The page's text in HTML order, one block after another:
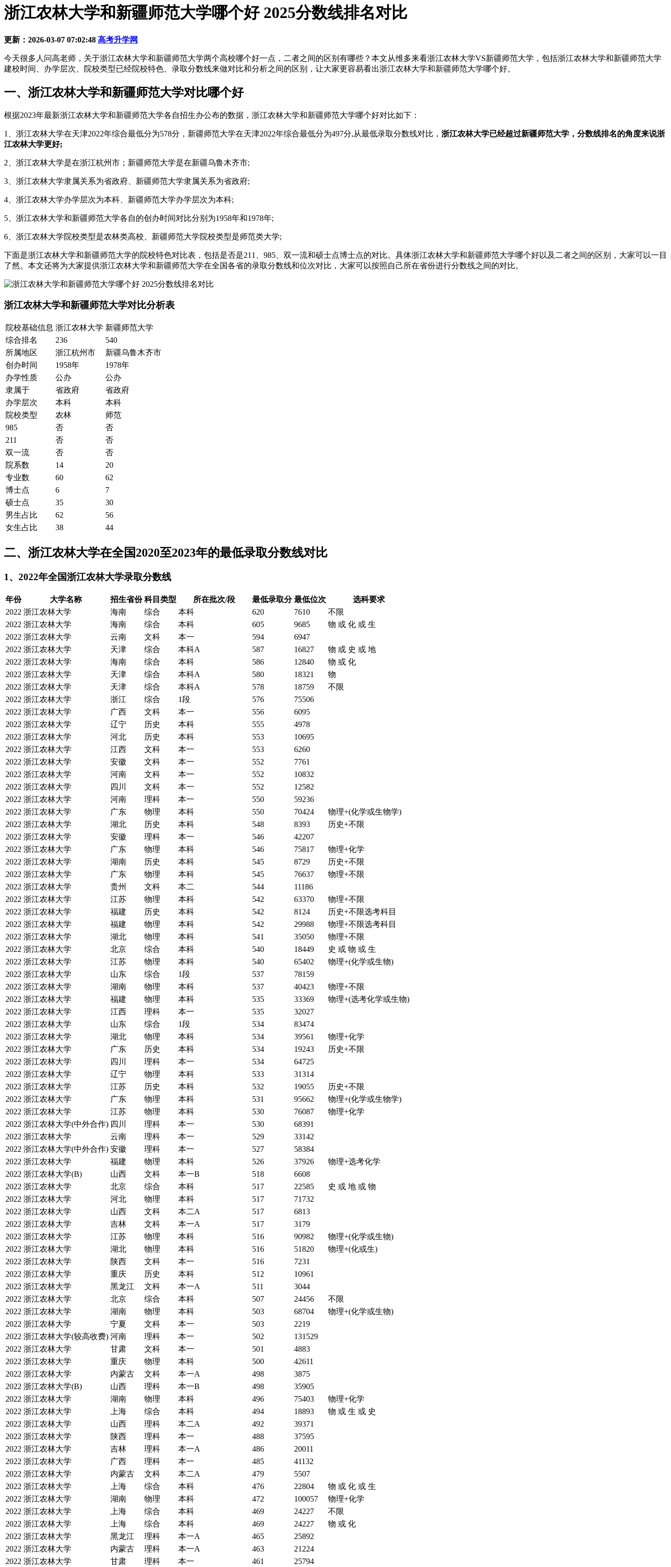
浙江农林大学和新疆师范大学哪个好 2025分数线排名对比
更新：2026-03-07 07:02:48 高考升学网
今天很多人问高老师，关于浙江农林大学和新疆师范大学两个高校哪个好一点，二者之间的区别有哪些？本文从维多来看浙江农林大学VS新疆师范大学，包括浙江农林大学和新疆师范大学
建校时间、办学层次、院校类型已经院校特色、录取分数线来做对比和分析之间的区别，让大家更容易看出浙江农林大学和新疆师范大学哪个好。
一、浙江农林大学和新疆师范大学对比哪个好
根据2023年最新浙江农林大学和新疆师范大学各自招生办公布的数据，浙江农林大学和新疆师范大学哪个好对比如下：
1、浙江农林大学在天津2022年综合最低分为578分，新疆师范大学在天津2022年综合最低分为497分,从最低录取分数线对比， 浙江农林大学已经超过新疆师范大学，分数线排名的角度来说浙
江农林大学更好;
2、浙江农林大学是在浙江杭州市；新疆师范大学是在新疆乌鲁木齐市;
3、浙江农林大学隶属关系为省政府、新疆师范大学隶属关系为省政府;
4、浙江农林大学办学层次为本科、新疆师范大学办学层次为本科;
5、浙江农林大学和新疆师范大学各自的创办时间对比分别为1958年和1978年;
6、浙江农林大学院校类型是农林类高校、新疆师范大学院校类型是师范类大学;
下面是浙江农林大学和新疆师范大学的院校特色对比表，包括是否是211、985、双一流和硕士点博士点的对比。具体浙江农林大学和新疆师范大学哪个好以及二者之间的区别，大家可以一目
了然。本文还将为大家提供浙江农林大学和新疆师范大学在全国各省的录取分数线和位次对比，大家可以按照自己所在省份进行分数线之间的对比。
浙江农林大学和新疆师范大学对比分析表
院校基础信息 浙江农林大学 新疆师范大学
综合排名
236
540
所属地区
浙江杭州市
新疆乌鲁木齐市
创办时间
1958年
1978年
办学性质
公办
公办
隶属于
省政府
省政府
办学层次
本科
本科
院校类型
农林
师范
985
否
否
211
否
否
双一流
否
否
院系数
14
20
专业数
60
62
博士点
6
7
硕士点
35
30
男生占比
62
56
女生占比
38 44
二、浙江农林大学在全国2020至2023年的最低录取分数线对比
1、2022年全国浙江农林大学录取分数线
年份 大学名称 招生省份 科目类型 所在批次/段 最低录取分 最低位次
选科要求
2022 浙江农林大学 海南 综合 本科 620 7610
不限
2022 浙江农林大学 海南 综合 本科 605 9685
物 或 化 或 生
2022 浙江农林大学 云南 文科 本一 594
6947
2022 浙江农林大学 天津 综合 本科A 587 16827
物 或 史 或 地
2022 浙江农林大学 海南 综合 本科 586 12840
物 或 化
2022 浙江农林大学 天津 综合 本科A 580 18321
物
2022 浙江农林大学 天津 综合 本科A 578 18759
不限
2022 浙江农林大学 浙江 综合 1段 576
75506
2022 浙江农林大学 广西 文科 本一 556
6095
2022 浙江农林大学 辽宁 历史 本科 555
4978
2022 浙江农林大学 河北 历史 本科 553
10695
2022 浙江农林大学 江西 文科 本一 553
6260
2022 浙江农林大学 安徽 文科 本一 552
7761
2022 浙江农林大学 河南 文科 本一 552
10832
2022 浙江农林大学 四川 文科 本一 552
12582
2022 浙江农林大学 河南 理科 本一 550
59236
2022 浙江农林大学 广东 物理 本科 550 70424
物理+(化学或生物学)
2022 浙江农林大学 湖北 历史 本科 548 8393
历史+不限
2022 浙江农林大学 安徽 理科 本一 546
42207
2022 浙江农林大学 广东 物理 本科 546 75817
物理+化学
2022 浙江农林大学 湖南 历史 本科 545 8729
历史+不限
2022 浙江农林大学 广东 物理 本科 545 76637
物理+不限
2022 浙江农林大学 贵州 文科 本二 544
11186
2022 浙江农林大学 江苏 物理 本科 542 63370
物理+不限
2022 浙江农林大学 福建 历史 本科 542 8124
历史+不限选考科目
2022 浙江农林大学 福建 物理 本科 542 29988
物理+不限选考科目
2022 浙江农林大学 湖北 物理 本科 541 35050
物理+不限
2022 浙江农林大学 北京 综合 本科 540 18449
史 或 物 或 生
2022 浙江农林大学 江苏 物理 本科 540 65402
物理+(化学或生物)
2022 浙江农林大学 山东 综合 1段 537
78159
2022 浙江农林大学 湖南 物理 本科 537 40423
物理+不限
2022 浙江农林大学 福建 物理 本科 535 33369
物理+(选考化学或生物)
2022 浙江农林大学 江西 理科 本一 535
32027
2022 浙江农林大学 山东 综合 1段 534
83474
2022 浙江农林大学 湖北 物理 本科 534 39561
物理+化学
2022 浙江农林大学 广东 历史 本科 534 19243
历史+不限
2022 浙江农林大学 四川 理科 本一 534
64725
2022 浙江农林大学 辽宁 物理 本科 533
31314
2022 浙江农林大学 江苏 历史 本科 532 19055
历史+不限
2022 浙江农林大学 广东 物理 本科 531 95662
物理+(化学或生物学)
2022 浙江农林大学 江苏 物理 本科 530 76087
物理+化学
2022 浙江农林大学(中外合作) 四川 理科 本一 530
68391
2022 浙江农林大学 云南 理科 本一 529
33142
2022 浙江农林大学(中外合作) 安徽 理科 本一 527
58384
2022 浙江农林大学 福建 物理 本科 526 37926
物理+选考化学
2022 浙江农林大学(B) 山西 文科 本一B 518
6608
2022 浙江农林大学 北京 综合 本科 517 22585
史 或 地 或 物
2022 浙江农林大学 河北 物理 本科 517
71732
2022 浙江农林大学 山西 文科 本二A 517
6813
2022 浙江农林大学 吉林 文科 本一A 517
3179
2022 浙江农林大学 江苏 物理 本科 516 90982
物理+(化学或生物)
2022 浙江农林大学 湖北 物理 本科 516 51820
物理+(化或生)
2022 浙江农林大学 陕西 文科 本一 516
7231
2022 浙江农林大学 重庆 历史 本科 512
10961
2022 浙江农林大学 黑龙江 文科 本一A 511
3044
2022 浙江农林大学 北京 综合 本科 507 24456
不限
2022 浙江农林大学 湖南 物理 本科 503 68704
物理+(化学或生物)
2022 浙江农林大学 宁夏 文科 本一 503
2219
2022 浙江农林大学(较高收费) 河南 理科 本一 502
131529
2022 浙江农林大学 甘肃 文科 本一 501
4883
2022 浙江农林大学 重庆 物理 本科 500
42611
2022 浙江农林大学 内蒙古 文科 本一A 498
3875
2022 浙江农林大学(B) 山西 理科 本一B 498
35905
2022 浙江农林大学 湖南 物理 本科 496 75403
物理+化学
2022 浙江农林大学 上海 综合 本科 494 18893
物 或 生 或 史
2022 浙江农林大学 山西 理科 本二A 492
39371
2022 浙江农林大学 陕西 理科 本一 488
37595
2022 浙江农林大学 吉林 理科 本一A 486
20011
2022 浙江农林大学 广西 理科 本一 485
41132
2022 浙江农林大学 内蒙古 文科 本二A 479
5507
2022 浙江农林大学 上海 综合 本科 476 22804
物 或 化 或 生
2022 浙江农林大学 湖南 物理 本科 472 100057
物理+化学
2022 浙江农林大学 上海 综合 本科 469 24227
不限
2022 浙江农林大学 上海 综合 本科 469 24227
物 或 化
2022 浙江农林大学 黑龙江 理科 本一A 465
25892
2022 浙江农林大学 内蒙古 理科 本一A 463
21224
2022 浙江农林大学 甘肃 理科 本一 461 25794